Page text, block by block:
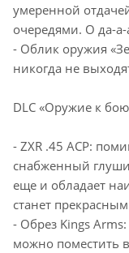
умеренной
очередями. О да-а-
- Облик оружия
никогда не
DLC «Оружие к
- ZXR .45 ACP:
снабженный
еще и обладает
станет
- Обрез Kings
можно поместить